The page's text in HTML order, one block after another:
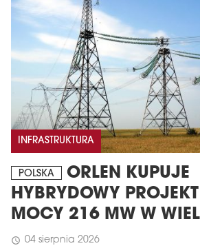
INFRASTRUKTURA
POLSKA
ORLEN KUPUJE
HYBRYDOWY
MOCY 216 MW W
schedule 04 sierpnia 2026